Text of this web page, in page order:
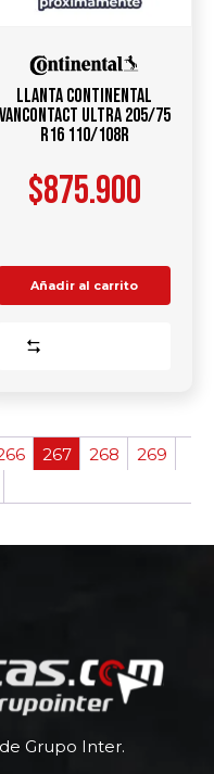
Llanta CONTINENTAL
VANCONTACT ULTRA 205/75
R16 110/108R
$875.900
Añadir al carrito
267 268
269
Grupo Inter.